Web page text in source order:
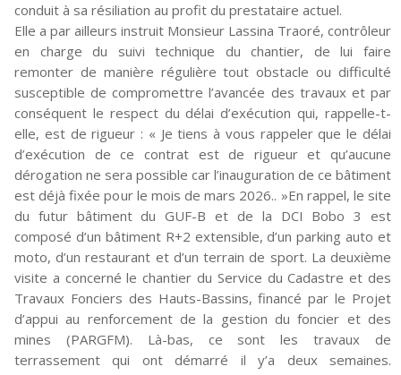
conduit à sa résiliation au profit du prestataire actuel.
Elle a par ailleurs instruit Monsieur Lassina Traoré, contrôleur
en charge du suivi technique du chantier, de lui faire
remonter de manière régulière tout obstacle ou difficulté
susceptible de compromettre l’avancée des travaux et par
conséquent le respect du délai d’exécution qui, rappelle-t-
elle, est de rigueur : « Je tiens à vous rappeler que le délai
d’exécution de ce contrat est de rigueur et qu’aucune
dérogation ne sera possible car l’inauguration de ce bâtiment
est déjà fixée pour le mois de mars 2026.. »En rappel, le site
du futur bâtiment du GUF-B et de la DCI Bobo 3 est
composé d’un bâtiment R+2 extensible, d’un parking auto et
moto, d’un restaurant et d’un terrain de sport. La deuxième
visite a concerné le chantier du Service du Cadastre et des
Travaux Fonciers des Hauts-Bassins, financé par le Projet
d’appui au renforcement de la gestion du foncier et des
mines (PARGFM). Là-bas, ce sont les travaux de
terrassement qui ont démarré il y’a deux semaines.